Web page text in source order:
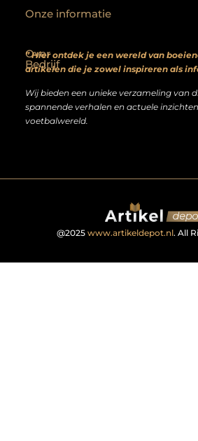
Over
Bedrijf
” Hier ontdek je een wereld van
artikelen die je zowel inspireren als
Wij bieden een unieke verzameling van
spannende verhalen en actuele
voetbalwereld.
Onze informatie
@2025 www.artikeldepot.nl. All